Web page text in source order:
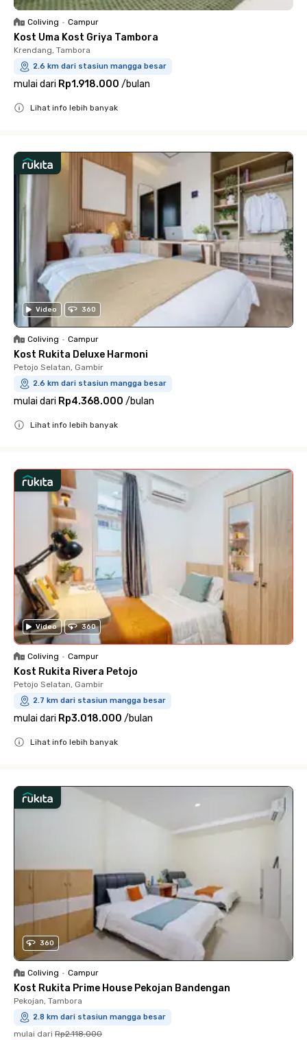
Coliving • Campur
Kost Uma Kost Griya Tambora
Krendang, Tambora
2.6 km dari stasiun mangga besar
mulai dari Rp1.918.000 /bulan
Lihat info lebih banyak
Video 360
Coliving • Campur
Kost Rukita Deluxe Harmoni
Petojo Selatan, Gambir
2.6 km dari stasiun mangga besar
mulai dari Rp4.368.000 /bulan
Lihat info lebih banyak
Video 360
Coliving • Campur
Kost Rukita Rivera Petojo
Petojo Selatan, Gambir
2.7 km dari stasiun mangga besar
mulai dari Rp3.018.000 /bulan
Lihat info lebih banyak
360
Coliving • Campur
Kost Rukita Prime House Pekojan Bandengan
Pekojan, Tambora
2.8 km dari stasiun mangga besar
mulai dari Rp2.118.000